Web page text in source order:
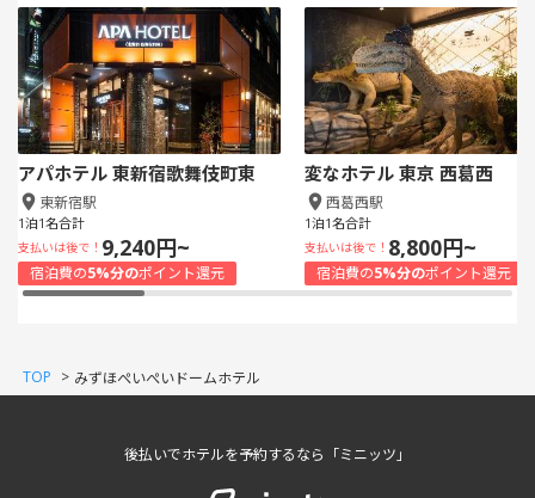
アパホテル 東新宿歌舞伎町東
東新宿駅
1泊1名合計
支払いは後で！ 9,240円~
宿泊費の5%分のポイント還元
変なホテル 東京 西葛西
西葛西駅
1泊1名合計
支払いは後で！ 8,800円~
宿泊費の5%分のポイント還元
TOP > みずほぺいぺいドームホテル
後払いでホテルを予約するなら「ミニッツ」